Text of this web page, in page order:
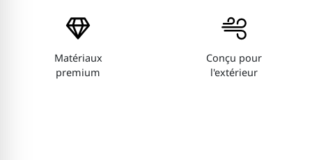
Matériaux
premium
Conçu pour
l'extérieur